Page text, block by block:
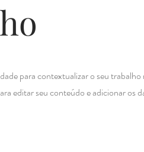
para contextualizar o seu trabalho
editar seu conteúdo e adicionar os